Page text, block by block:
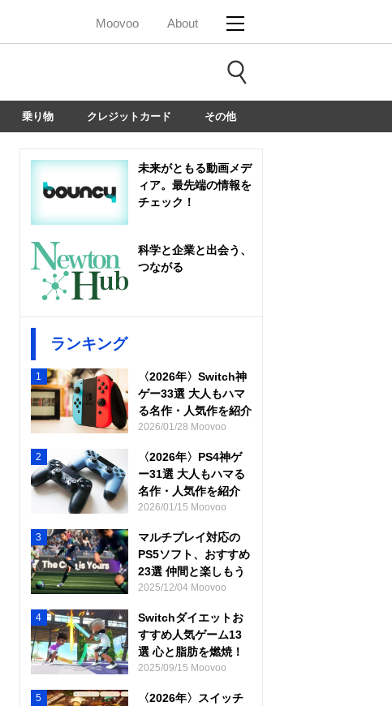
Moovoo About
乗り物 クレジットカード その他
未来がともる動画メデ
ィア。最先端の情報を
チェック！
科学と企業と出会う、
つながる
ランキング
1
〈2026年〉Switch神
ゲー33選 大人もハマ
る名作・人気作を紹介
2026/01/28 Moovoo
2
〈2026年〉PS4神ゲ
ー31選 大人もハマる
名作・人気作を紹介
2026/01/15 Moovoo
3
マルチプレイ対応の
PS5ソフト、おすすめ
23選 仲間と楽しもう
2025/12/04 Moovoo
4
Switchダイエットお
すすめ人気ゲーム13
選 心と脂肪を燃焼！
2025/09/15 Moovoo
5
〈2026年〉スイッチ